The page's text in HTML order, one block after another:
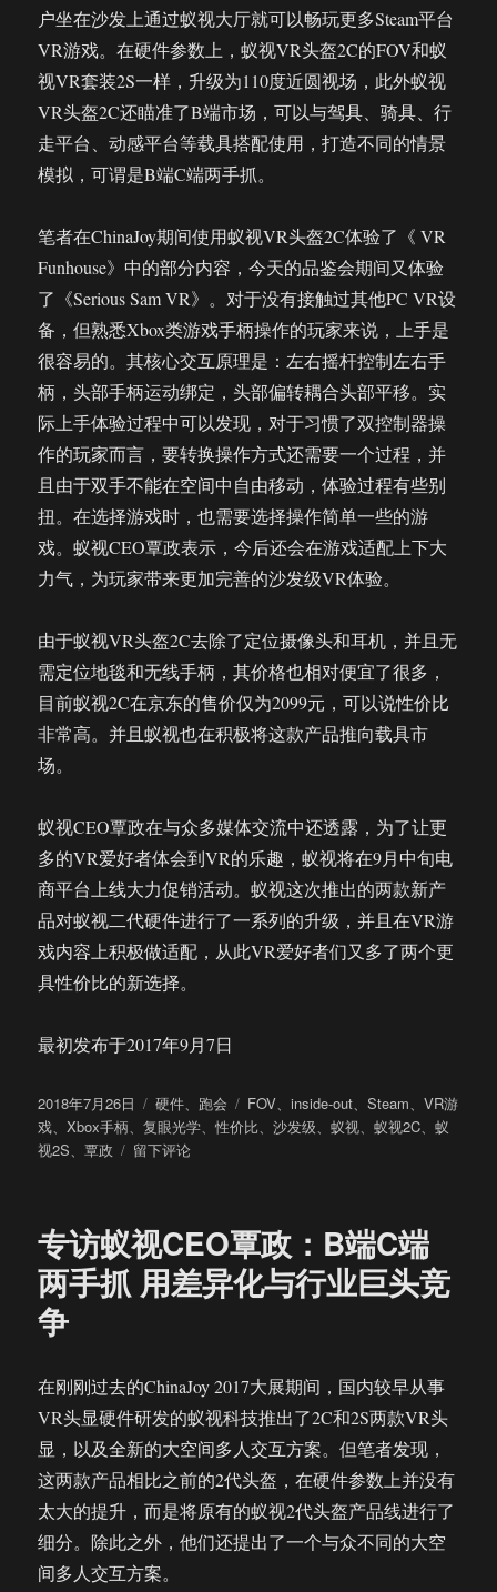
户坐在沙发上通过蚁视大厅就可以畅玩更多Steam平台
VR游戏。在硬件参数上，蚁视VR头盔2C的FOV和蚁
视VR套装2S一样，升级为110度近圆视场，此外蚁视
VR头盔2C还瞄准了B端市场，可以与驾具、骑具、行
走平台、动感平台等载具搭配使用，打造不同的情景
模拟，可谓是B端C端两手抓。
笔者在ChinaJoy期间使用蚁视VR头盔2C体验了《 VR
Funhouse》中的部分内容，今天的品鉴会期间又体验
了《Serious Sam VR》。对于没有接触过其他PC VR设
备，但熟悉Xbox类游戏手柄操作的玩家来说，上手是
很容易的。其核心交互原理是：左右摇杆控制左右手
柄，头部手柄运动绑定，头部偏转耦合头部平移。实
际上手体验过程中可以发现，对于习惯了双控制器操
作的玩家而言，要转换操作方式还需要一个过程，并
且由于双手不能在空间中自由移动，体验过程有些别
扭。在选择游戏时，也需要选择操作简单一些的游
戏。蚁视CEO覃政表示，今后还会在游戏适配上下大
力气，为玩家带来更加完善的沙发级VR体验。
由于蚁视VR头盔2C去除了定位摄像头和耳机，并且无
需定位地毯和无线手柄，其价格也相对便宜了很多，
目前蚁视2C在京东的售价仅为2099元，可以说性价比
非常高。并且蚁视也在积极将这款产品推向载具市
场。
蚁视CEO覃政在与众多媒体交流中还透露，为了让更
多的VR爱好者体会到VR的乐趣，蚁视将在9月中旬电
商平台上线大力促销活动。蚁视这次推出的两款新产
品对蚁视二代硬件进行了一系列的升级，并且在VR游
戏内容上积极做适配，从此VR爱好者们又多了两个更
具性价比的新选择。
最初发布于2017年9月7日
发
布
于
2018年7月26日
分
类
硬件、 跑会
标
签
FOV、inside-out、Steam、VR游
戏、Xbox手柄、复眼光学、性价比、沙发级、蚁视、蚁视2C、蚁
视2S、覃政
于
级
+内
容
视
两
款
新
品
VR
头
显
体
留下评论
专访蚁视CEO覃政：B端C端
两手抓 用差异化与行业巨头竞
争
在刚刚过去的ChinaJoy 2017大展期间，国内较早从事
VR头显硬件研发的蚁视科技推出了2C和2S两款VR头
显，以及全新的大空间多人交互方案。但笔者发现，
这两款产品相比之前的2代头盔，在硬件参数上并没有
太大的提升，而是将原有的蚁视2代头盔产品线进行了
细分。除此之外，他们还提出了一个与众不同的大空
间多人交互方案。